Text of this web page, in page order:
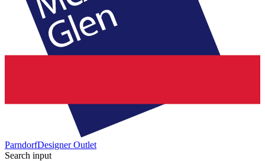
ParndorfDesigner Outlet
Search input